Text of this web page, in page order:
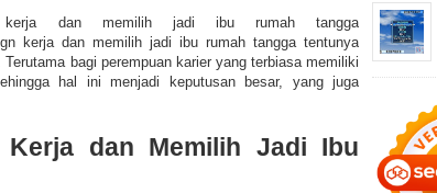
kerja dan memilih jadi ibu rumah tangga
kerja dan memilih jadi ibu rumah tangga tentunya
bagi perempuan karier yang terbiasa memiliki
hal ini menjadi keputusan besar, yang juga
Kerja dan Memilih Jadi Ibu